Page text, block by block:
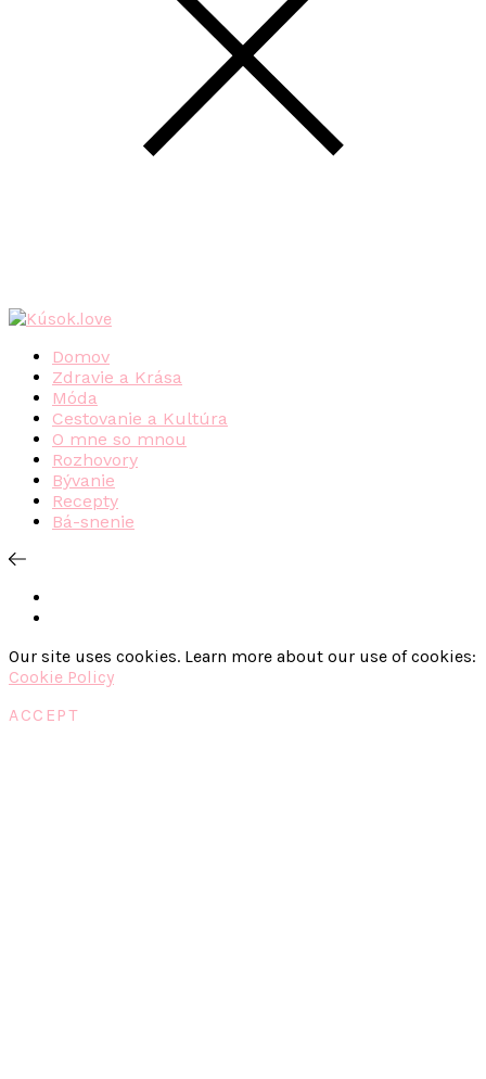
Domov
Zdravie a Krása
Móda
Cestovanie a Kultúra
O mne so mnou
Rozhovory
Bývanie
Recepty
Bá-snenie
Our site uses cookies. Learn more about our use of cookies:
Cookie Policy
ACCEPT